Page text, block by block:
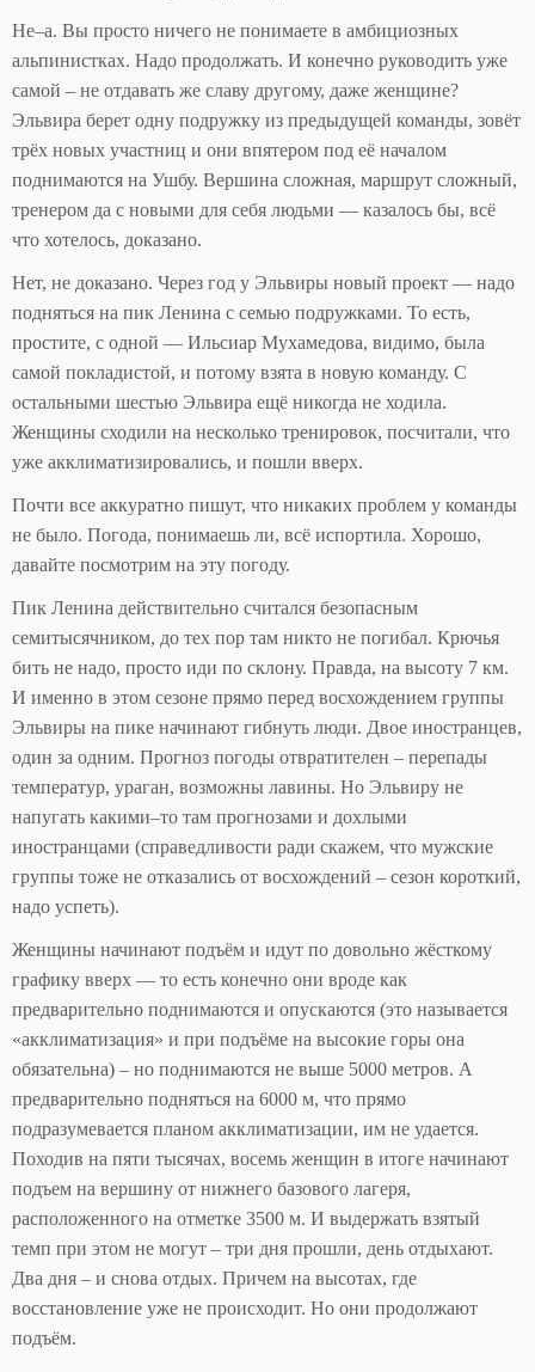
Не–а. Вы просто ничего не понимаете в амбициозных
альпинистках. Надо продолжать. И конечно руководить уже
самой – не отдавать же славу другому, даже женщине?
Эльвира берет одну подружку из предыдущей команды, зовёт
трёх новых участниц и они впятером под её началом
поднимаются на Ушбу. Вершина сложная, маршрут сложный,
тренером да с новыми для себя людьми — казалось бы, всё
что хотелось, доказано.
Нет, не доказано. Через год у Эльвиры новый проект — надо
подняться на пик Ленина с семью подружками. То есть,
простите, с одной — Ильсиар Мухамедова, видимо, была
самой покладистой, и потому взята в новую команду. С
остальными шестью Эльвира ещё никогда не ходила.
Женщины сходили на несколько тренировок, посчитали, что
уже акклиматизировались, и пошли вверх.
Почти все аккуратно пишут, что никаких проблем у команды
не было. Погода, понимаешь ли, всё испортила. Хорошо,
давайте посмотрим на эту погоду.
Пик Ленина действительно считался безопасным
семитысячником, до тех пор там никто не погибал. Крючья
бить не надо, просто иди по склону. Правда, на высоту 7 км.
И именно в этом сезоне прямо перед восхождением группы
Эльвиры на пике начинают гибнуть люди. Двое иностранцев,
один за одним. Прогноз погоды отвратителен – перепады
температур, ураган, возможны лавины. Но Эльвиру не
напугать какими–то там прогнозами и дохлыми
иностранцами (справедливости ради скажем, что мужские
группы тоже не отказались от восхождений – сезон короткий,
надо успеть).
Женщины начинают подъём и идут по довольно жёсткому
графику вверх — то есть конечно они вроде как
предварительно поднимаются и опускаются (это называется
«акклиматизация» и при подъёме на высокие горы она
обязательна) – но поднимаются не выше 5000 метров. А
предварительно подняться на 6000 м, что прямо
подразумевается планом акклиматизации, им не удается.
Походив на пяти тысячах, восемь женщин в итоге начинают
подъем на вершину от нижнего базового лагеря,
расположенного на отметке 3500 м. И выдержать взятый
темп при этом не могут – три дня прошли, день отдыхают.
Два дня – и снова отдых. Причем на высотах, где
восстановление уже не происходит. Но они продолжают
подъём.